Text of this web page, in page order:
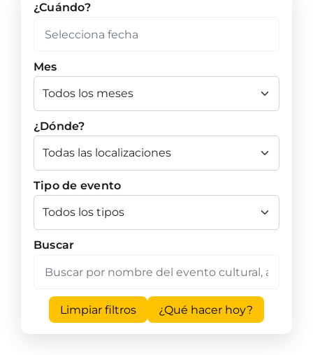
¿Cuándo?
Mes
¿Dónde?
Tipo de evento
Buscar
Limpiar filtros ¿Qué hacer hoy?